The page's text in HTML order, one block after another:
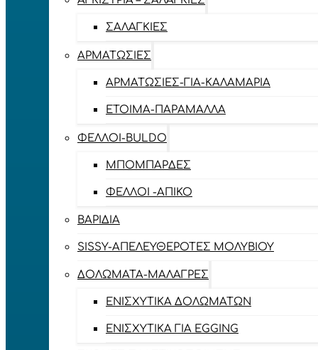
ΣΑΛΑΓΚΙΈΣ
ΑΡΜΑΤΩΣΙΈΣ
ΑΡΜΑΤΩΣΙΈΣ-ΓΙΑ-ΚΑΛΑΜΆΡΙΑ
ΈΤΟΙΜΑ-ΠΑΡΆΜΑΛΛΑ
ΦΕΛΛΟΊ-BULDO
ΜΠΟΜΠΆΡΔΕΣ
ΦΕΛΛΟΊ -ΑΠΊΚΟ
ΒΑΡΊΔΙΑ
SISSY-ΑΠΕΛΕΥΘΕΡΟΤΈΣ ΜΟΛΥΒΙΟΎ
ΔΟΛΏΜΑΤΑ-ΜΑΛΆΓΡΕΣ
ΕΝΙΣΧΥΤΙΚΆ ΔΟΛΩΜΆΤΩΝ
ΕΝΙΣΧΥΤΙΚΆ ΓΙΑ EGGING